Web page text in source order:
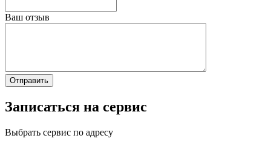
Ваш отзыв
Записаться на сервис
Выбрать сервис по адресу